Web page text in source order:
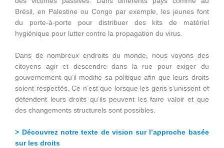
Brésil, en Palestine ou Congo par exemple, les jeunes font
du porte-à-porte pour distribuer des kits de matériel
hygiénique pour lutter contre la propagation du virus.
Dans de nombreux endroits du monde, nous voyons des
citoyens agir et descendre dans la rue pour exiger du
gouvernement qu’il modifie sa politique afin que leurs droits
soient respectés. Ce n’est que lorsque les gens s’unissent et
défendent leurs droits qu’ils peuvent les faire valoir et que
des changements structurels sont possibles.
> Découvrez notre texte de vision sur l’approche basée
sur les droits